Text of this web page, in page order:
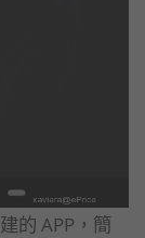
的 APP，簡